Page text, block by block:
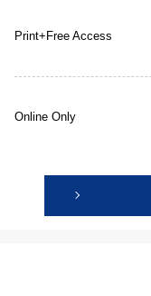
Print+Free Access
Online Only